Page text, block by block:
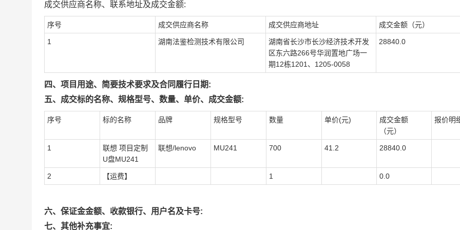
成交供应商名称、联系地址及成交金额:
序号 成交供应商名称 成交供应商地址 成交金额（元）
1 湖南法鉴检测技术有限公司
湖南省长沙市长沙经济技术开发
区东六路266号华润置地广场一
期12栋1201、1205-0058
28840.0
四、项目用途、简要技术要求及合同履行日期:
五、成交标的名称、规格型号、数量、单价、成交金额:
序号 标的名称 品牌 规格型号 数量 单价(元)
成交金额
（元）
报价明
1
联想 项目定制
U盘MU241
联想/lenovo MU241 700 41.2 28840.0
2 【运费】 1 0.0
六、保证金金额、收款银行、用户名及卡号:
七、其他补充事宜: